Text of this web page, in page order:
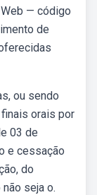
— código
de
ou sendo
orais por
03 de
e cessação
do
seja o.